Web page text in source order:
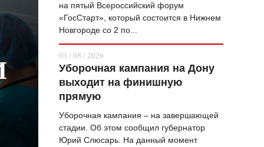
СТИЛЬ ЖИЗНИ
КУЛЬТ ЕДЫ
ЖУРНАЛ
на пятый Всероссийский форум
«ГосСтарт», который состоится в Нижнем
Новгороде со 2 по...
03 / 08 / 2026
Уборочная кампания на Дону
выходит на финишную
прямую
Уборочная кампания – на завершающей
стадии. Об этом сообщил губернатор
Юрий Слюсарь. На данный момент